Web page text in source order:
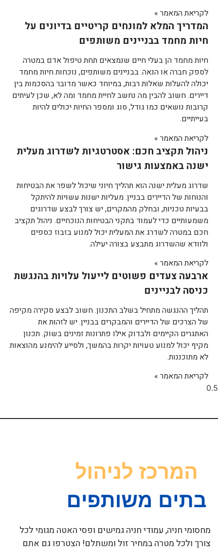
לקריאת המאמר »
המדריך המלא למונחים קריטיים בדיונים על
חיות מחמד בבניינים משותפים
חיות מחמד הן בעלי חיים שנמצאים תחת טיפול אדם במטרה
לספק חברה או הנאה. בבניינים משותפים, נוכחות חיות מחמד
יכולה להעלות שאלות רבות, במיוחד כאשר מדובר בהסכמות בין
דיירים. חשוב להבין מה נחשב לחיית מחמד ומה לא, שכן לעיתים
קרובות נושאים כמו גודל, סוג ומספר החיות יכולים להיות
בעייתיים.
לקריאת המאמר »
ניהול תקציב חכם: אסטרטגיות לשדרוג מעלית
ישנה באמצעות גישור
שדרוג מעלית ישנה הוא תהליך חיוני שיכול לשפר את הבטיחות
והנוחות של הדיירים בבניין. מעליות ישנות עשויות להיתקל
בבעיות טכניות, ובחלק מהמקרים, יש צורך לבצע שדרוגים
משמעותיים כדי לעמוד בתקני הבטיחות הנוכחיים. ניהול תקציב
חכם במטרה לשדרג את המעלית יכול למנוע בזבוז כספים
ולוודא שהשדרוג מתבצע בצורה יעילה.
לקריאת המאמר »
ארבעה צעדים פשוטים לייעול עלויות בהנגשת
כניסה לבניינים
תהליך ההנגשה מתחיל בשלב התכנון. חשוב לבצע סקירה מקיפה
של הצרכים של הדיירים והמבקרים בבניין. יש לזהות את
האתגרים הקיימים ולבדוק אילו פתרונות זמינים בשוק. תכנון
מקיף יכול למנוע טעויות יקרות בהמשך, ולסייע להימנע מהוצאות
לא מתוכננות.
לקריאת המאמר »
מחסומי חניה, עמודי חניה גמישים ופסי האטה מגומי לכל
צורך ולכל מטרה במחיר זול ומשתלם! הצטרפו גם אתם